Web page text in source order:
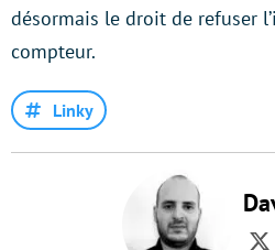
désormais le droit de refuser
compteur.
Linky